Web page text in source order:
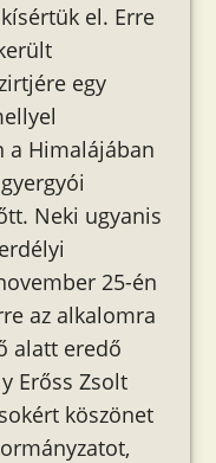
el. Erre
egy
a Himalájában
Neki ugyanis
25-én
az alkalomra
alatt eredő
Erőss Zsolt
köszönet